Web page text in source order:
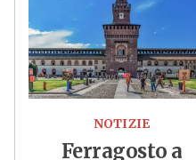
NOTIZIE
Ferragosto a